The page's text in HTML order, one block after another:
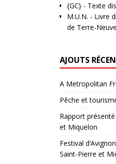
{GC}- Texte
M.U.N. - Livre
de Terre-
AJOUTS
A Metropolitan
Pêche et
Rapport
et Miquelon
Festival
Saint-Pierre et